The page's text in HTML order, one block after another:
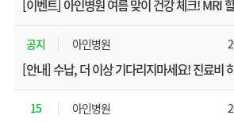
[이벤트] 아인병원 여름 맞이 건강 체크! MRI
공지
[안내] 수납, 더 이상 기다리지마세요! 진료비
자동결제하면 더욱 편리합니다.💳
아인병원
15 아인병원